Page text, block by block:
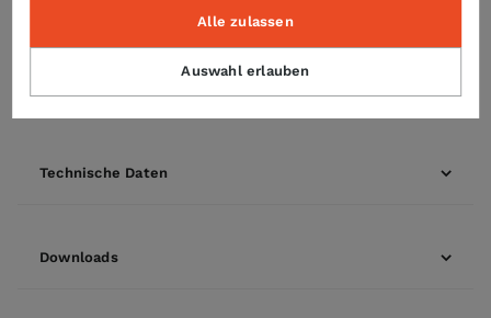
Tür mit Halogenbeleuchtung und Zweifachverglasung
strahlwassergeschützt IPX4
Technische Daten
Downloads
Auswahl erlauben
Alle zulassen